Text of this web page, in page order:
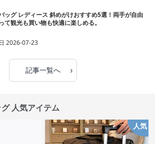
ッグ レディース 斜めがけおすすめ5選！両手が自由
て観光も買い物も快適に楽しめる。
2026-07-23
記事一覧へ ›
人気アイテム
人気